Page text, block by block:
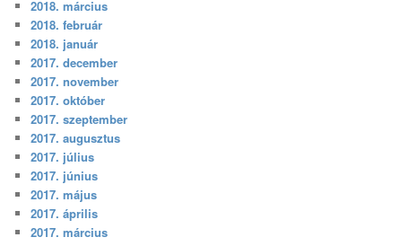
2018. március
2018. február
2018. január
2017. december
2017. november
2017. október
2017. szeptember
2017. augusztus
2017. július
2017. június
2017. május
2017. április
2017. március